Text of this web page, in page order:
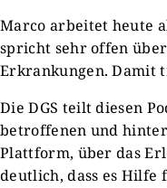
Marco arbeitet heute
spricht sehr offen
Erkrankungen. Damit
Die DGS teilt diesen
betroffenen und
Plattform, über das
deutlich, dass es Hilfe